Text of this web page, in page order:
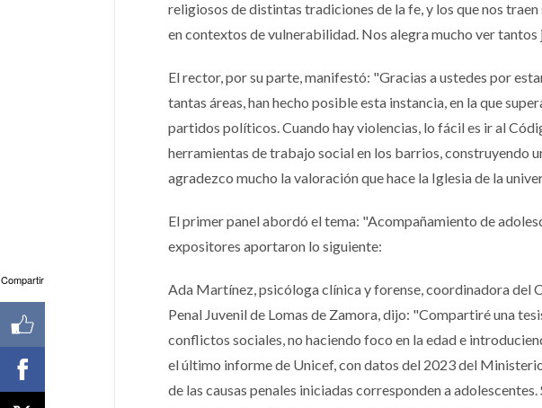
religiosos de distintas tradiciones de la fe, y los que nos
en contextos de vulnerabilidad. Nos alegra mucho ver tantos
El rector, por su parte, manifestó: "Gracias a ustedes por
tantas áreas, han hecho posible esta instancia, en la que
partidos políticos. Cuando hay violencias, lo fácil es ir al
herramientas de trabajo social en los barrios, construyendo
agradezco mucho la valoración que hace la Iglesia de la
El primer panel abordó el tema: "Acompañamiento de
expositores aportaron lo siguiente:
Ada Martínez, psicóloga clínica y forense, coordinadora del
Penal Juvenil de Lomas de Zamora, dijo: "Compartiré una
conflictos sociales, no haciendo foco en la edad e
el último informe de Unicef, con datos del 2023 del
de las causas penales iniciadas corresponden a
Compartir